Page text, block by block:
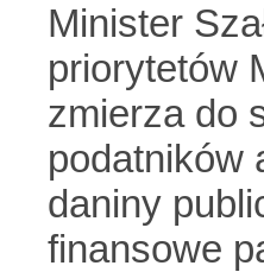
Minister
priorytetów
zmierza do
podatników
daniny
finansowe